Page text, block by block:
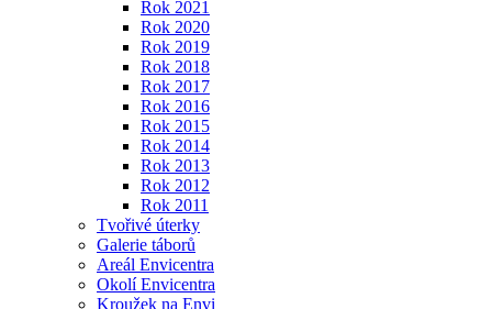
Rok 2021
Rok 2020
Rok 2019
Rok 2018
Rok 2017
Rok 2016
Rok 2015
Rok 2014
Rok 2013
Rok 2012
Rok 2011
Tvořivé úterky
Galerie táborů
Areál Envicentra
Okolí Envicentra
Kroužek na Envi